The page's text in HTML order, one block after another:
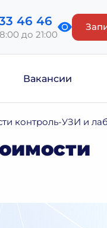
46 46
до 21:00
Вакансии
контроль-УЗИ и